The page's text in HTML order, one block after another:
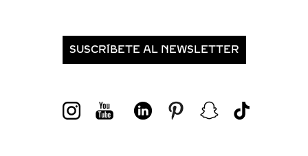
SUSCRÍBETE AL NEWSLETTER